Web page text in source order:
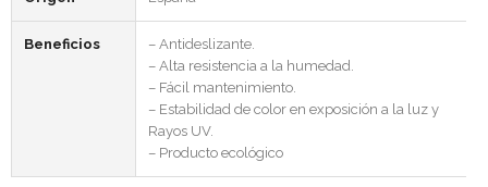
Beneficios
– Antideslizante.
– Alta resistencia a la humedad.
– Fácil mantenimiento.
– Estabilidad de color en exposición a la luz y
Rayos UV.
– Producto ecológico